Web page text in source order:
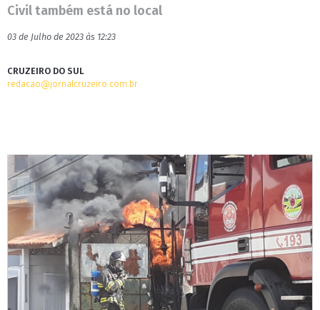
Civil também está no local
03 de Julho de 2023 às 12:23
CRUZEIRO DO SUL
redacao@jornalcruzeiro.com.br